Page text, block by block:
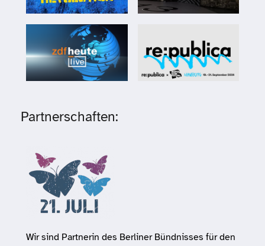
Partnerschaften:
Wir sind Partnerin des Berliner Bündnisses für den